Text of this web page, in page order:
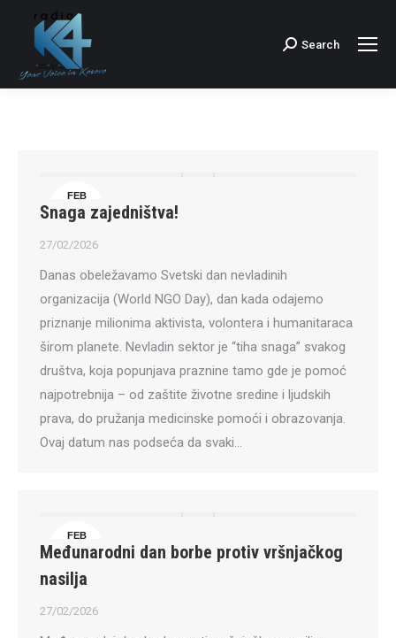
Search:
Search
FEB
27
Snaga zajedništva!
27/02/2026
Danas obeležavamo Svetski dan nevladinih
organizacija (World NGO Day), dan kada odajemo
priznanje milionima aktivista, volontera i humanitaraca
širom planete. Nevladin sektor je “tiha snaga” svakog
društva, koja popunjava praznine tamo gde je pomoć
najpotrebnija – od zaštite životne sredine i ljudskih
prava, do pružanja medicinske pomoći i obrazovanja.
Ovaj datum nas podseća da svaki…
FEB
27
Međunarodni dan borbe protiv vršnjačkog
nasilja
27/02/2026